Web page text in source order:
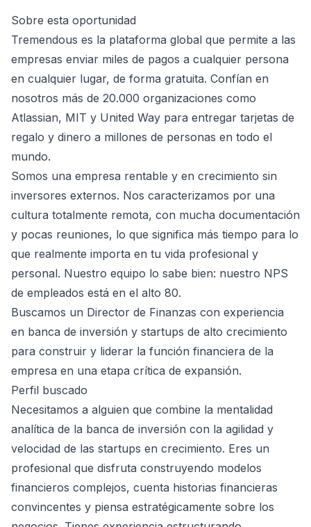
Sobre esta oportunidad
Tremendous es la plataforma global que permite a las
empresas enviar miles de pagos a cualquier persona
en cualquier lugar, de forma gratuita. Confían en
nosotros más de 20.000 organizaciones como
Atlassian, MIT y United Way para entregar tarjetas de
regalo y dinero a millones de personas en todo el
mundo.
Somos una empresa rentable y en crecimiento sin
inversores externos. Nos caracterizamos por una
cultura totalmente remota, con mucha documentación
y pocas reuniones, lo que significa más tiempo para lo
que realmente importa en tu vida profesional y
personal. Nuestro equipo lo sabe bien: nuestro NPS
de empleados está en el alto 80.
Buscamos un Director de Finanzas con experiencia
en banca de inversión y startups de alto crecimiento
para construir y liderar la función financiera de la
empresa en una etapa crítica de expansión.
Perfil buscado
Necesitamos a alguien que combine la mentalidad
analítica de la banca de inversión con la agilidad y
velocidad de las startups en crecimiento. Eres un
profesional que disfruta construyendo modelos
financieros complejos, cuenta historias financieras
convincentes y piensa estratégicamente sobre los